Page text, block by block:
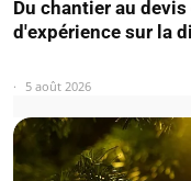
Du chantier au
d'expérience sur la
5 août 2026